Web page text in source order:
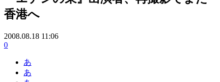
香港へ
2008.08.18 11:06
0
あ
あ